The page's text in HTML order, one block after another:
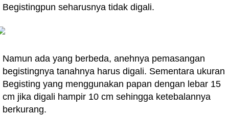
Begistingpun seharusnya tidak digali.
Namun ada yang berbeda, anehnya pemasangan
begistingnya tanahnya harus digali. Sementara ukuran
Begisting yang menggunakan papan dengan lebar 15
cm jika digali hampir 10 cm sehingga ketebalannya
berkurang.